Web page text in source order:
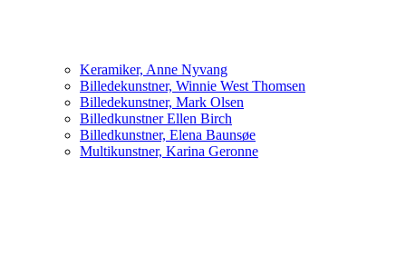
Keramiker, Anne Nyvang
Billedekunstner, Winnie West Thomsen
Billedekunstner, Mark Olsen
Billedkunstner Ellen Birch
Billedkunstner, Elena Baunsøe
Multikunstner, Karina Geronne